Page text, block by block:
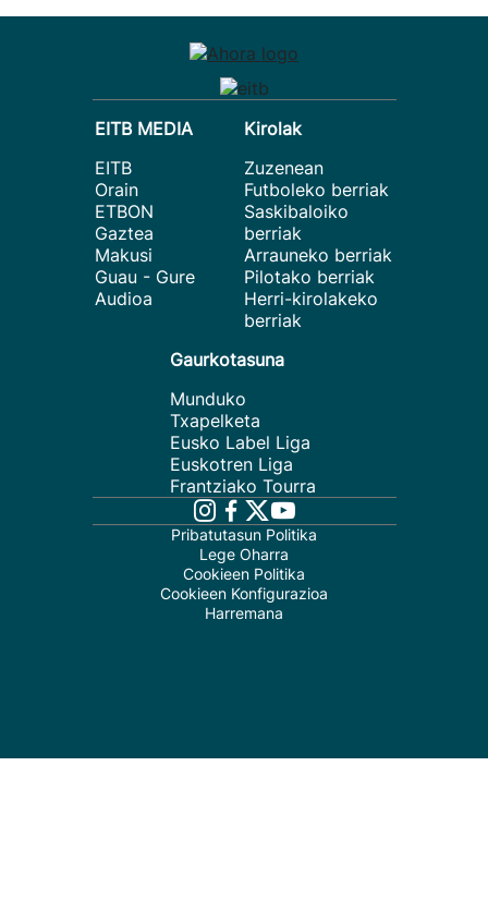
EITB MEDIA
EITB
Orain
ETBON
Gaztea
Makusi
Guau - Gure
Audioa
Kirolak
Zuzenean
Futboleko berriak
Saskibaloiko
berriak
Arrauneko berriak
Pilotako berriak
Herri-kirolakeko
berriak
Gaurkotasuna
Munduko
Txapelketa
Eusko Label Liga
Euskotren Liga
Frantziako Tourra
Pribatutasun Politika
Lege Oharra
Cookieen Politika
Cookieen Konfigurazioa
Harremana